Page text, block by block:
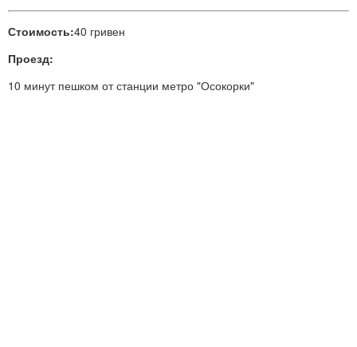
Стоимость:40 гривен
Проезд:
10 минут пешком от станции метро "Осокорки"